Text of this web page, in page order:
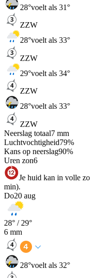
28°voelt als 31°
ZZW
28°voelt als 33°
ZZW
29°voelt als 34°
ZZW
28°voelt als 33°
ZZW
Neerslag totaal7 mm
Luchtvochtigheid79%
Kans op neerslag90%
Uren zon6
Je huid kan in volle
min).
Do20 aug
28° / 29°
6 mm
28°voelt als 32°